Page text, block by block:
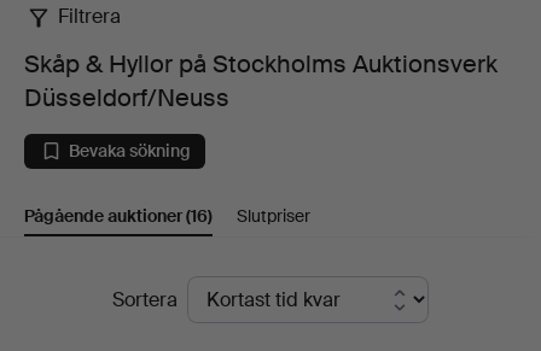
Skåp
Hyllor
på
Auktionsverk
Filtrera
Skåp & Hyllor på Stockholms Auktionsverk
Düsseldorf/Neuss
Bevaka sökning
Pågående auktioner(16) Slutpriser
PågåendeSortera